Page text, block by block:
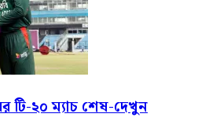
টি-২০ ম্যাচ শেষ-দেখুন